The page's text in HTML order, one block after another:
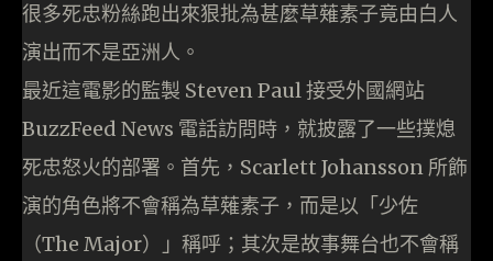
很多死忠粉絲跑出來狠批為甚麼草薙素子竟由白人
演出而不是亞洲人。
最近這電影的監製 Steven Paul 接受外國網站
BuzzFeed News 電話訪問時，就披露了一些撲熄
死忠怒火的部署。首先，Scarlett Johansson 所飾
演的角色將不會稱為草薙素子，而是以「少佐
（The Major）」稱呼；其次是故事舞台也不會稱